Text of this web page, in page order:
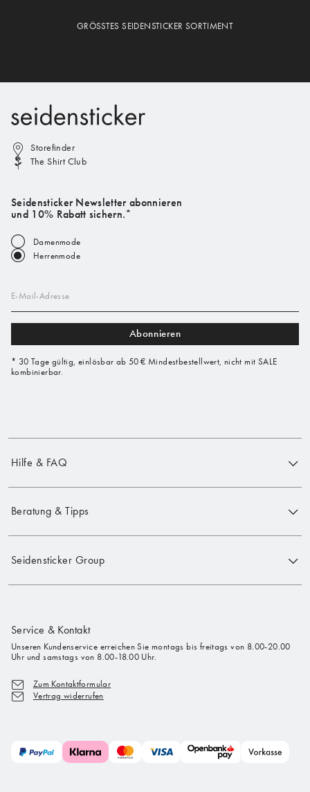
GRÖSSTES SEIDENSTICKER SORTIMENT
Storefinder
The Shirt Club
Seidensticker Newsletter abonnieren
und 10% Rabatt sichern.*
Damenmode
Herrenmode
E-Mail-Adresse
Abonnieren
* 30 Tage gültig, einlösbar ab 50 € Mindestbestellwert, nicht mit SALE
kombinierbar.
Hilfe & FAQ
Beratung & Tipps
Seidensticker Group
Service & Kontakt
Unseren Kundenservice erreichen Sie montags bis freitags von 8.00-20.00
Uhr und samstags von 8.00-18.00 Uhr.
Zum Kontaktformular
Vertrag widerrufen